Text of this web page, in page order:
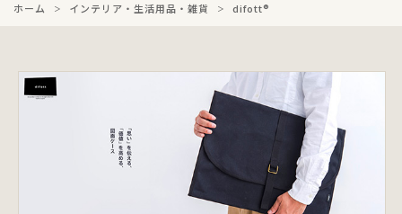
ホーム インテリア・生活用品・雑貨 difott®